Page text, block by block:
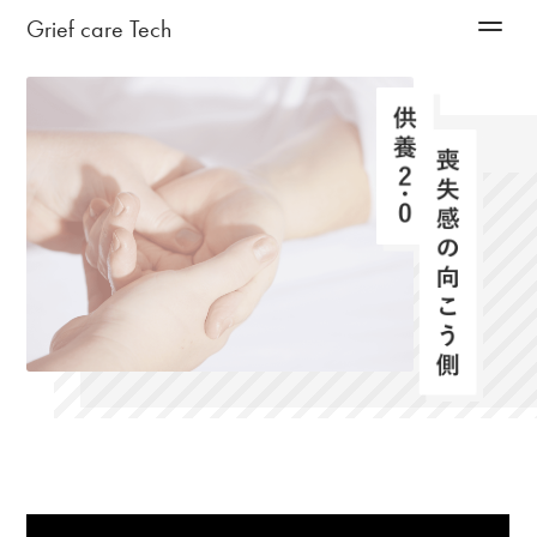
Grief care Tech
サービスメンバー お問い合わせ